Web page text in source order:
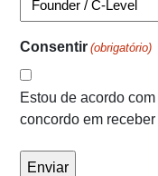
Consentir (obrigatório)
Estou de acordo com
concordo em